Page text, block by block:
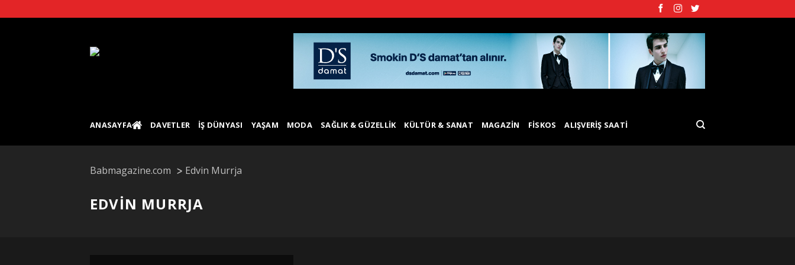
to
ANASAYFA DAVETLER İŞ DÜNYASI YAŞAM MODA SAĞLIK & GÜZELLIK KÜLTÜR & SANAT MAGAZIN FISKOS ALIŞVERIŞ SAATI
Babmagazine.com Edvin Murrja
EDVIN MURRJA